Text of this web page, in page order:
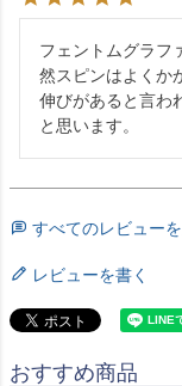
フェントムグラフ
然スピンはよくか
伸びがあると言わ
と思います。
すべてのレビュー
レビューを書く
おすすめ商品